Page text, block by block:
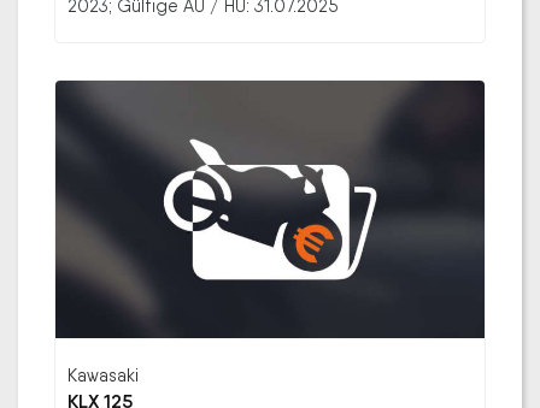
2023; Gültige AU / HU: 31.07.2025
Kawasaki
KLX 125